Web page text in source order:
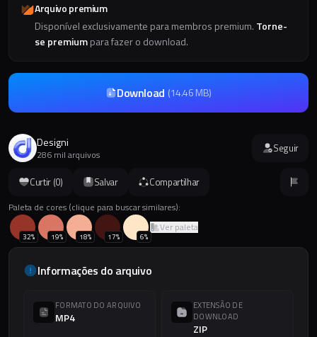
Curtir (0) Salvar Compartilhar
Paleta de cores (clique para buscar similares):
32% 19% 18% 17% 6%
Ver paleta
Informações do arquivo
FORMATO DO ARQUIVO
MP4
EXTENSÃO DE
DOWNLOAD
ZIP
Arquivo premium
Disponível exclusivamente para membros premium. Torne-
se premiumpara fazer o download.
Download (14.46 MB)
Designi
286 mil arquivos Seguir